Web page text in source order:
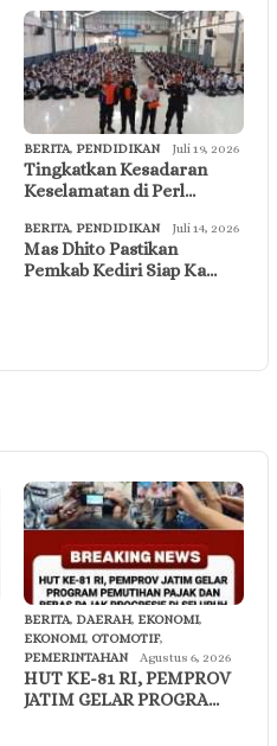
BERITA, PENDIDIKAN Juli 19, 2026
Tingkatkan Kesadaran
Keselamatan di Perl…
BERITA, PENDIDIKAN Juli 14, 2026
Mas Dhito Pastikan
Pemkab Kediri Siap Ka…
BERITA, DAERAH, EKONOMI,
EKONOMI, OTOMOTIF,
PEMERINTAHAN
Agustus 6, 2026
HUT KE-81 RI, PEMPROV
JATIM GELAR PROGRA…